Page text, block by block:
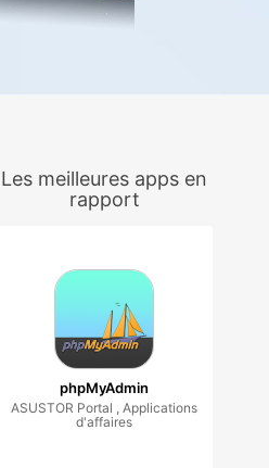
Les meilleures apps en
rapport
phpMyAdmin
ASUSTOR Portal , Applications
d'affaires